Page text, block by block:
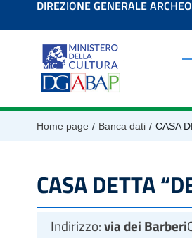
contenutoDIREZIONE GENERALE
Home page / Banca dati / CASA
CASA DETTA
Indirizzo:via dei Barberi